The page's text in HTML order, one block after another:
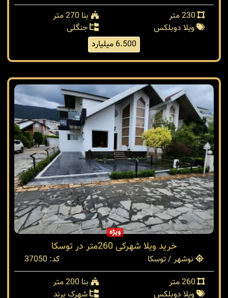
بنا 270 متر
ویلا دوبلکس
جنگلی
6.500 میلیارد
ویژه
خرید ویلا شهرکی 260متر در توسکا
نوشهر / توسکا
کد: 37050
بنا 200 متر
ویلا دوبلکس
شهرک برند